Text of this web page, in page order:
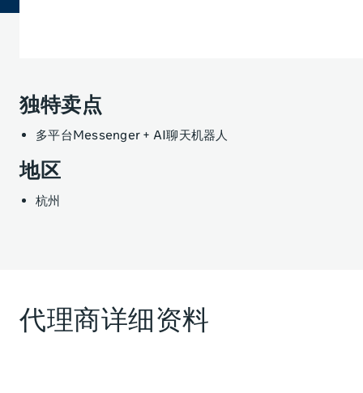
独特卖点
多平台Messenger + AI聊天机器人
地区
杭州
代理商详细资料